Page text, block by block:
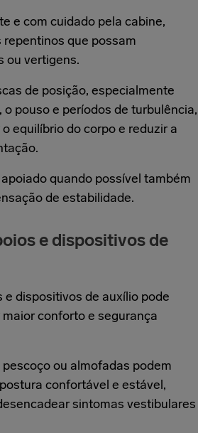
e com cuidado pela cabine,
que possam
ou vertigens.
de posição, especialmente
pouso e períodos de turbulência,
equilíbrio do corpo e reduzir a
quando possível também
de estabilidade.
e dispositivos de
e dispositivos de auxílio pode
conforto e segurança
ou almofadas podem
confortável e estável,
sintomas vestibulares